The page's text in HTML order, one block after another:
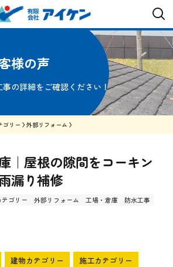
様の声
事の詳細をご確認ください！
ゴリー 外部リフォーム
｜屋根の隙間をコーキン
漏り補修
ゴリー 外部リフォーム 工場・倉庫 防水工事
建物カテゴリー
施工カテゴリー